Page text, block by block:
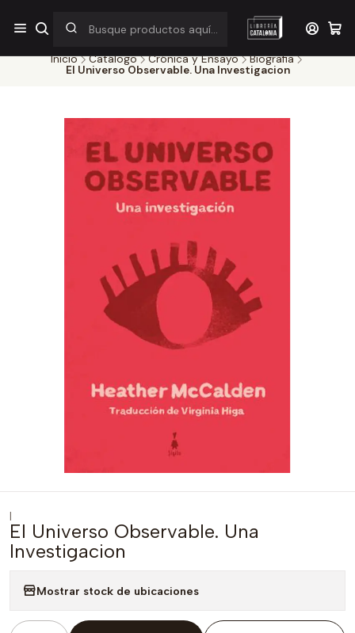
¡Por pocos días! Despacho a $1.000 en RM por compras sobre
$38.000
Inicio Catálogo Crónica y Ensayo
Biografia
El Universo Observable. Una Investigacion
|
El Universo Observable. Una
Investigacion
Mostrar stock de ubicaciones